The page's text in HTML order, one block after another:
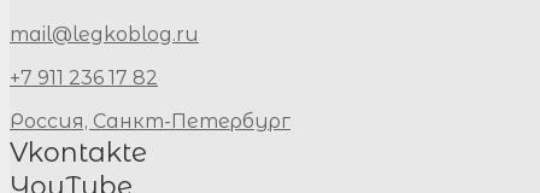
mail@legkoblog.ru
+7 911 236 17 82
Россия, Санкт-Петербург
Vkontakte